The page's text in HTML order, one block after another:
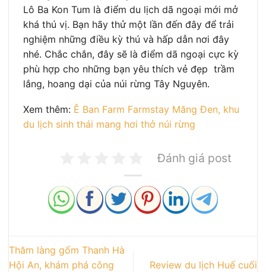
Lô Ba Kon Tum là điểm du lịch dã ngoại mới mở
khá thú vị. Bạn hãy thử một lần đến đây để trải
nghiệm những điều kỳ thú và hấp dẫn nơi đây
nhé. Chắc chắn, đây sẽ là điểm dã ngoại cực kỳ
phù hợp cho những bạn yêu thích vẻ đẹp trầm
lắng, hoang dại của núi rừng Tây Nguyên.
Xem thêm: Ê Ban Farm Farmstay Măng Đen, khu
du lịch sinh thái mang hơi thở núi rừng
Đánh giá post
Thăm làng gốm Thanh Hà
Hội An, khám phá công
Review du lịch Huế cuối